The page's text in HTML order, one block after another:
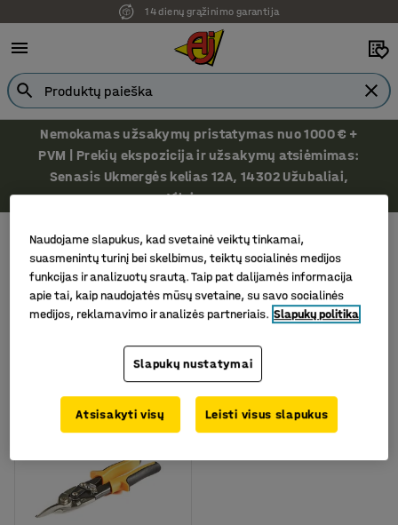
14 dienų grąžinimo garantija
Nemokamas užsakymų pristatymas nuo 1000 € +
PVM | Prekių ekspozicija ir užsakymų atsiėmimas:
Senasis Ukmergės kelias 12A, 14302 Užubaliai,
Vilniaus r.
Žirklės
Filtras
Naudojame slapukus, kad svetainė veiktų tinkamai,
suasmenintų turinį bei skelbimus, teiktų socialinės medijos
funkcijas ir analizuotų srautą. Taip pat dalijamės informacija
apie tai, kaip naudojatės mūsų svetaine, su savo socialinės
medijos, reklamavimo ir analizės partneriais. Slapukų politika
Slapukų nustatymai
Atsisakyti visų Leisti visus slapukus